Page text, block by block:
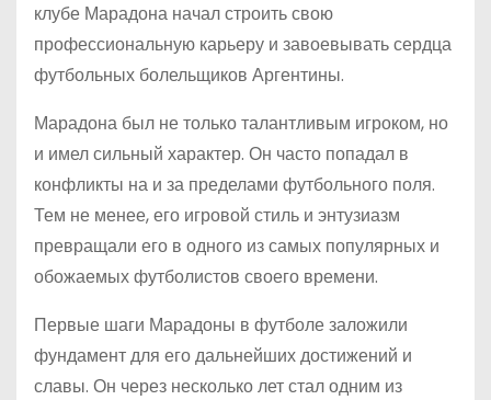
клубе Марадона начал строить свою
профессиональную карьеру и завоевывать сердца
футбольных болельщиков Аргентины.
Марадона был не только талантливым игроком, но
и имел сильный характер. Он часто попадал в
конфликты на и за пределами футбольного поля.
Тем не менее, его игровой стиль и энтузиазм
превращали его в одного из самых популярных и
обожаемых футболистов своего времени.
Первые шаги Марадоны в футболе заложили
фундамент для его дальнейших достижений и
славы. Он через несколько лет стал одним из